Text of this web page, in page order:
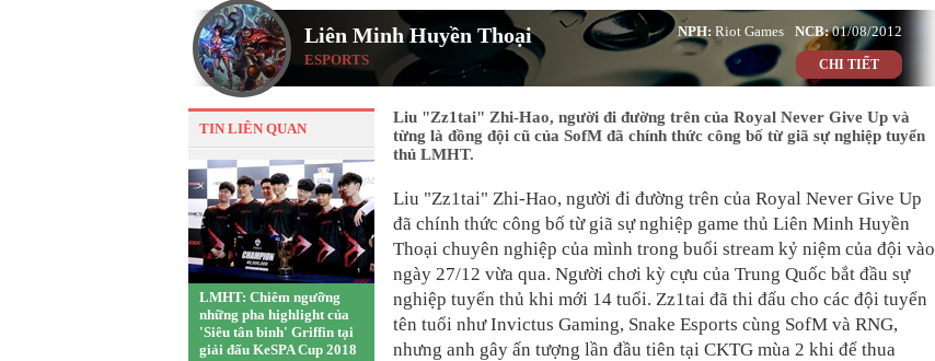
Liên Minh Huyền Thoại
ESPORTS
01/08/2012
NCB:
Riot Games
NPH:
CHI TIẾT
TIN LIÊN QUAN
LMHT: Chiêm ngưỡng
những pha highlight của
'Siêu tân binh' Griffin tại
giải đấu KeSPA Cup 2018
Liu "Zz1tai" Zhi-Hao, người đi đường trên của Royal Never Give Up và
từng là đồng đội cũ của SofM đã chính thức công bố từ giã sự nghiệp tuyển
thủ LMHT.
Liu "Zz1tai" Zhi-Hao, người đi đường trên của Royal Never Give Up
đã chính thức công bố từ giã sự nghiệp game thủ Liên Minh Huyền
Thoại chuyên nghiệp của mình trong buổi stream kỷ niệm của đội vào
ngày 27/12 vừa qua. Người chơi kỳ cựu của Trung Quốc bắt đầu sự
nghiệp tuyển thủ khi mới 14 tuổi. Zz1tai đã thi đấu cho các đội tuyển
tên tuổi như Invictus Gaming, Snake Esports cùng SofM và RNG,
nhưng anh gây ấn tượng lần đầu tiên tại CKTG mùa 2 khi để thua